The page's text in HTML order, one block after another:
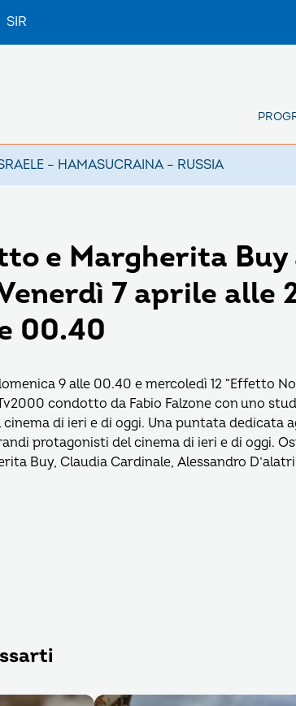
SIR
– HAMASUCRAINA – RUSSIA
e Margherita Buy
7 aprile alle
00.40
9 alle 00.40 e mercoledì 12 “Effetto
condotto da Fabio Falzone con uno
di ieri e di oggi. Una puntata dedicata
protagonisti del cinema di ieri e di oggi.
Buy, Claudia Cardinale, Alessandro